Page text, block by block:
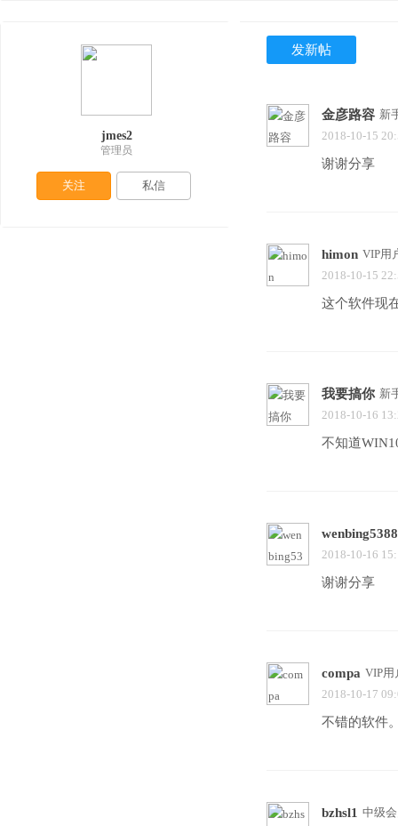
发新帖
金彦路容 新
2018-10-15
谢谢分享
himon VIP用
2018-10-15
这个软件现
我要搞你 新
2018-10-16
不知道
2018-10-16
谢谢分享
compa VIP用
2018-10-17
不错的软件
bzhsl1 中级
jmes2
管理员
关注 私信